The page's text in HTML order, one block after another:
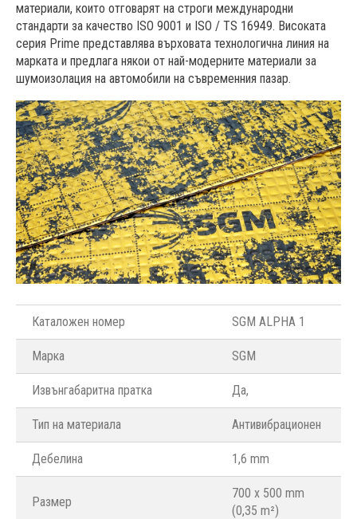
материали, които отговарят на строги международни
стандарти за качество ISO 9001 и ISO / TS 16949. Високата
серия Prime представлява върховата технологична линия на
марката и предлага някои от най-модерните материали за
шумоизолация на автомобили на съвременния пазар.
Каталожен номер SGM ALPHA 1
Марка SGM
Извънгабаритна пратка Да, ­
Тип на материала Антивибрационен
Дебелина 1,6 mm
Размер
700 x 500 mm
(0,35 m²)